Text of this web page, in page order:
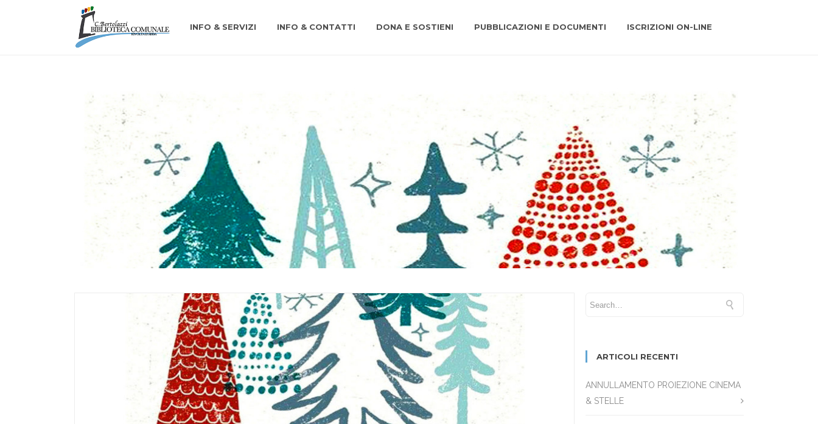
INFO & SERVIZI INFO & CONTATTI DONA E SOSTIENI PUBBLICAZIONI E DOCUMENTI ISCRIZIONI ON-LINE
ARTICOLI RECENTI
ANNULLAMENTO PROIEZIONE CINEMA
& STELLE